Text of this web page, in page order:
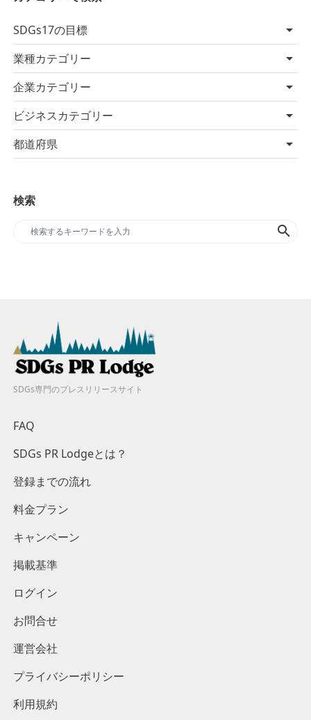
SDGs17の目標
業種カテゴリー
企業カテゴリー
ビジネスカテゴリー
都道府県
検索
search
SDGs専門のプレスリリースサイト
FAQ
SDGs PR Lodgeとは？
登録までの流れ
料金プラン
キャンペーン
掲載基準
ログイン
お問合せ
運営会社
プライバシーポリシー
利用規約